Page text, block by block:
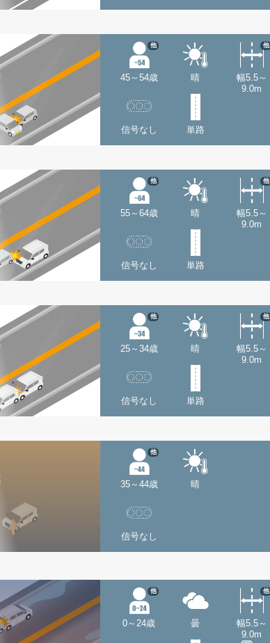
45～54歳
他
晴
幅5.5～
9.0m
他
信号なし 単路
55～64歳
他
晴
幅5.5～
9.0m
他
信号なし 単路
25～34歳
他
晴
幅5.5～
9.0m
他
信号なし 単路
35～44歳
他
晴
信号なし
0～24歳
他
曇
幅5.5～
9.0m
他